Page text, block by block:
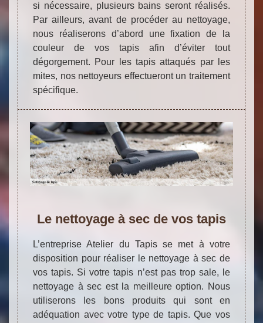
si nécessaire, plusieurs bains seront réalisés.
Par ailleurs, avant de procéder au nettoyage,
nous réaliserons d’abord une fixation de la
couleur de vos tapis afin d’éviter tout
dégorgement. Pour les tapis attaqués par les
mites, nos nettoyeurs effectueront un traitement
spécifique.
Le nettoyage à sec de vos tapis
L’entreprise Atelier du Tapis se met à votre
disposition pour réaliser le nettoyage à sec de
vos tapis. Si votre tapis n’est pas trop sale, le
nettoyage à sec est la meilleure option. Nous
utiliserons les bons produits qui sont en
adéquation avec votre type de tapis. Que vos